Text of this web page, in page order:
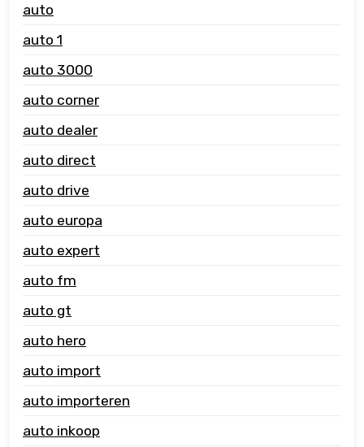
auto
auto 1
auto 3000
auto corner
auto dealer
auto direct
auto drive
auto europa
auto expert
auto fm
auto gt
auto hero
auto import
auto importeren
auto inkoop